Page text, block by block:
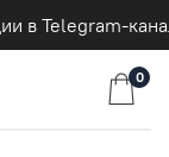
в Telegram-
0